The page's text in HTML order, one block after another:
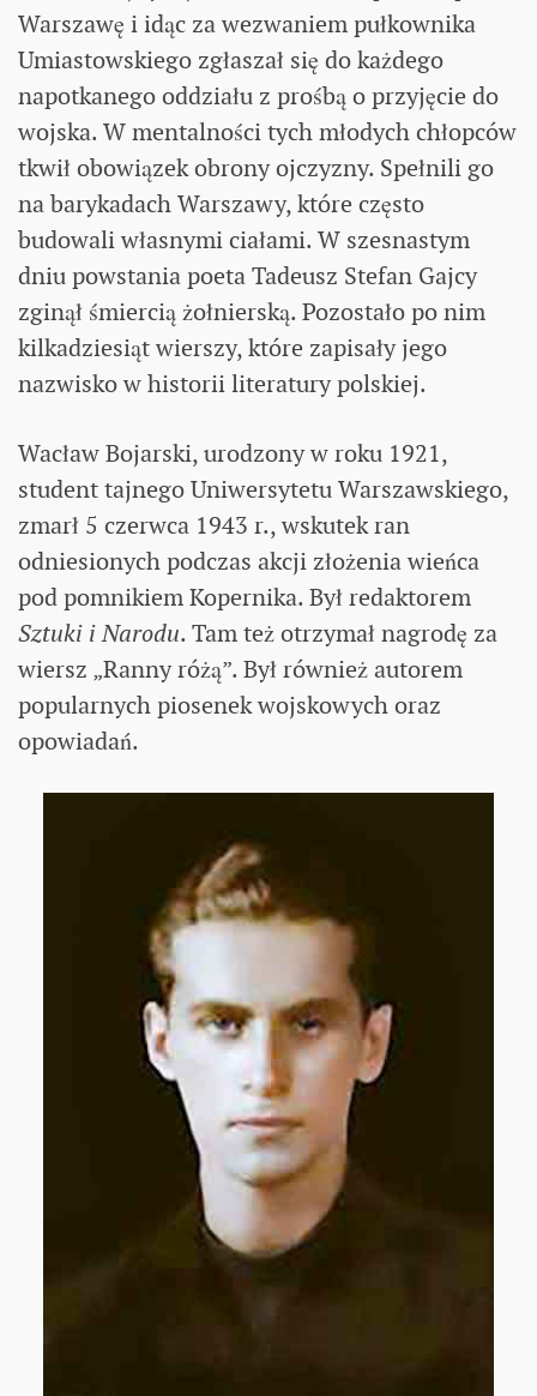
Warszawę i idąc za wezwaniem pułkownika
Umiastowskiego zgłaszał się do każdego
napotkanego oddziału z prośbą o przyjęcie do
wojska. W mentalności tych młodych chłopców
tkwił obowiązek obrony ojczyzny. Spełnili go
na barykadach Warszawy, które często
budowali własnymi ciałami. W szesnastym
dniu powstania poeta Tadeusz Stefan Gajcy
zginął śmiercią żołnierską. Pozostało po nim
kilkadziesiąt wierszy, które zapisały jego
nazwisko w historii literatury polskiej.
Wacław Bojarski, urodzony w roku 1921,
student tajnego Uniwersytetu Warszawskiego,
zmarł 5 czerwca 1943 r., wskutek ran
odniesionych podczas akcji złożenia wieńca
pod pomnikiem Kopernika. Był redaktorem
Sztuki i Narodu. Tam też otrzymał nagrodę za
wiersz „Ranny różą”. Był również autorem
popularnych piosenek wojskowych oraz
opowiadań.